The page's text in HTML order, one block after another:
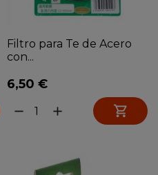
Filtro para Te de Acero
con...
6,50 €
remove add 